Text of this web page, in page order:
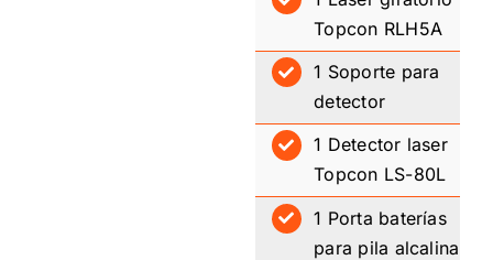
Topcon RLH5A
1 Soporte para
detector
1 Detector laser
Topcon LS-80L
1 Porta baterías
para pila alcalina